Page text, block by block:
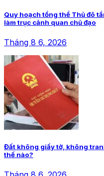
Quy hoạch tổng thể Thủ đô
làm trục cảnh quan chủ đạo
Tháng 8 6, 2026
Đất không giấy tờ, không
thế nào?